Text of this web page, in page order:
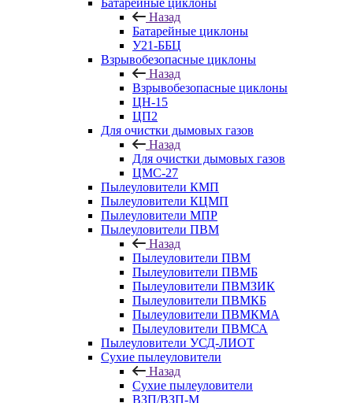
Батарейные циклоны
Назад
Батарейные циклоны
У21-ББЦ
Взрывобезопасные циклоны
Назад
Взрывобезопасные циклоны
ЦН-15
ЦП2
Для очистки дымовых газов
Назад
Для очистки дымовых газов
ЦМС-27
Пылеуловители КМП
Пылеуловители КЦМП
Пылеуловители МПР
Пылеуловители ПВМ
Назад
Пылеуловители ПВМ
Пылеуловители ПВМБ
Пылеуловители ПВМЗИК
Пылеуловители ПВМКБ
Пылеуловители ПВМКМА
Пылеуловители ПВМСА
Пылеуловители УСД-ЛИОТ
Сухие пылеуловители
Назад
Сухие пылеуловители
ВЗП/ВЗП-М